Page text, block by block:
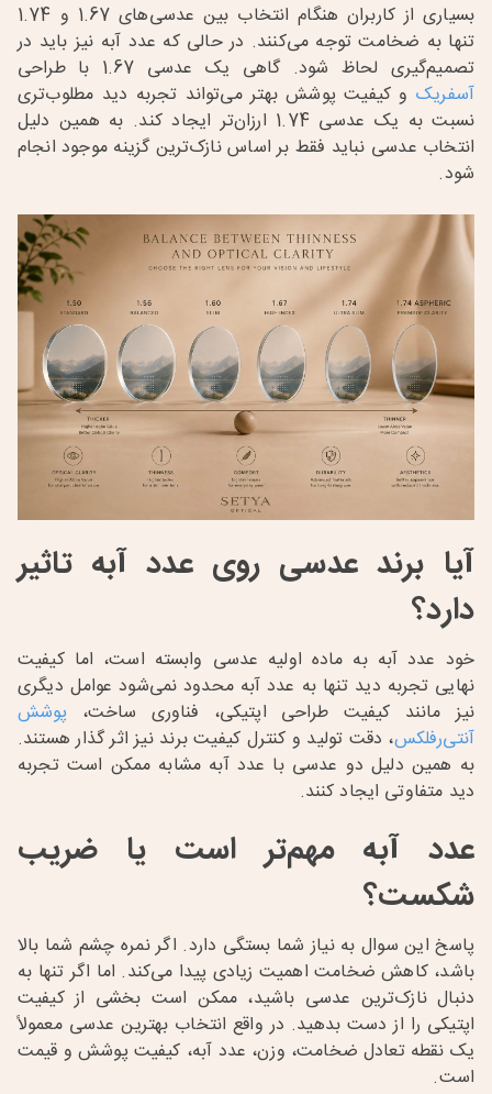
بسیاری از کاربران هنگام انتخاب بین عدسی‌های 1.67 و 1.74
تنها به ضخامت توجه می‌کنند. در حالی که عدد آبه نیز باید در
تصمیم‌گیری لحاظ شود. گاهی یک عدسی 1.67 با طراحی
آسفریکو کیفیت پوشش بهتر می‌تواند تجربه دید مطلوب‌تری
نسبت به یک عدسی 1.74 ارزان‌تر ایجاد کند. به همین دلیل
انتخاب عدسی نباید فقط بر اساس نازک‌ترین گزینه موجود انجام
شود.
آیا برند عدسی روی عدد آبه تاثیر
دارد؟
خود عدد آبه به ماده اولیه عدسی وابسته است، اما کیفیت
نهایی تجربه دید تنها به عدد آبه محدود نمی‌شود عوامل دیگری
نیز مانند کیفیت طراحی اپتیکی، فناوری ساخت، پوشش
آنتی‌رفلکس، دقت تولید و کنترل کیفیت برند نیز اثر گذار هستند.
به همین دلیل دو عدسی با عدد آبه مشابه ممکن است تجربه
دید متفاوتی ایجاد کنند.
عدد آبه مهم‌تر است یا ضریب
شکست؟
پاسخ این سوال به نیاز شما بستگی دارد. اگر نمره چشم شما بالا
باشد، کاهش ضخامت اهمیت زیادی پیدا می‌کند. اما اگر تنها به
دنبال نازک‌ترین عدسی باشید، ممکن است بخشی از کیفیت
اپتیکی را از دست بدهید. در واقع انتخاب بهترین عدسی معمولاً
یک نقطه تعادل ضخامت، وزن، عدد آبه، کیفیت پوشش و قیمت
است.